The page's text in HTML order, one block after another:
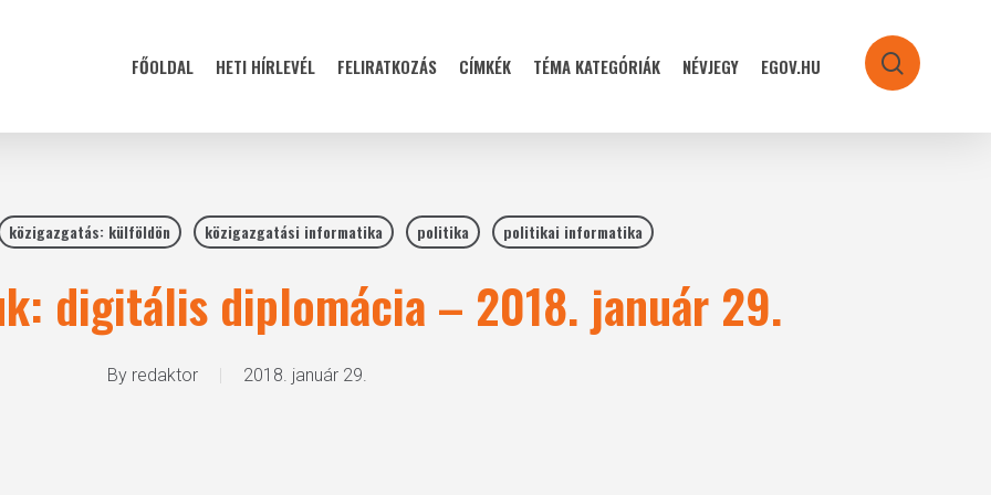
FŐOLDAL HETI HÍRLEVÉL FELIRATKOZÁS CÍMKÉK TÉMA KATEGÓRIÁK NÉVJEGY EGOV.HU search
közigazgatás: külföldön közigazgatási informatika politika politikai informatika
digitális diplomácia – 2018. január 29.
By redaktor 2018. január 29.